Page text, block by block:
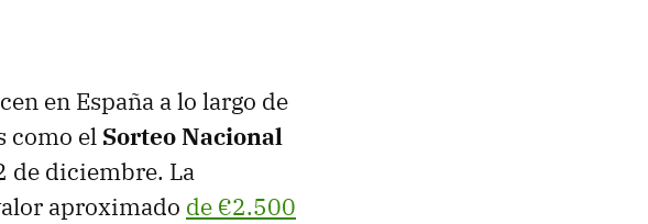
en España a lo largo de
como el Sorteo Nacional
de diciembre. La
aproximado de €2.500